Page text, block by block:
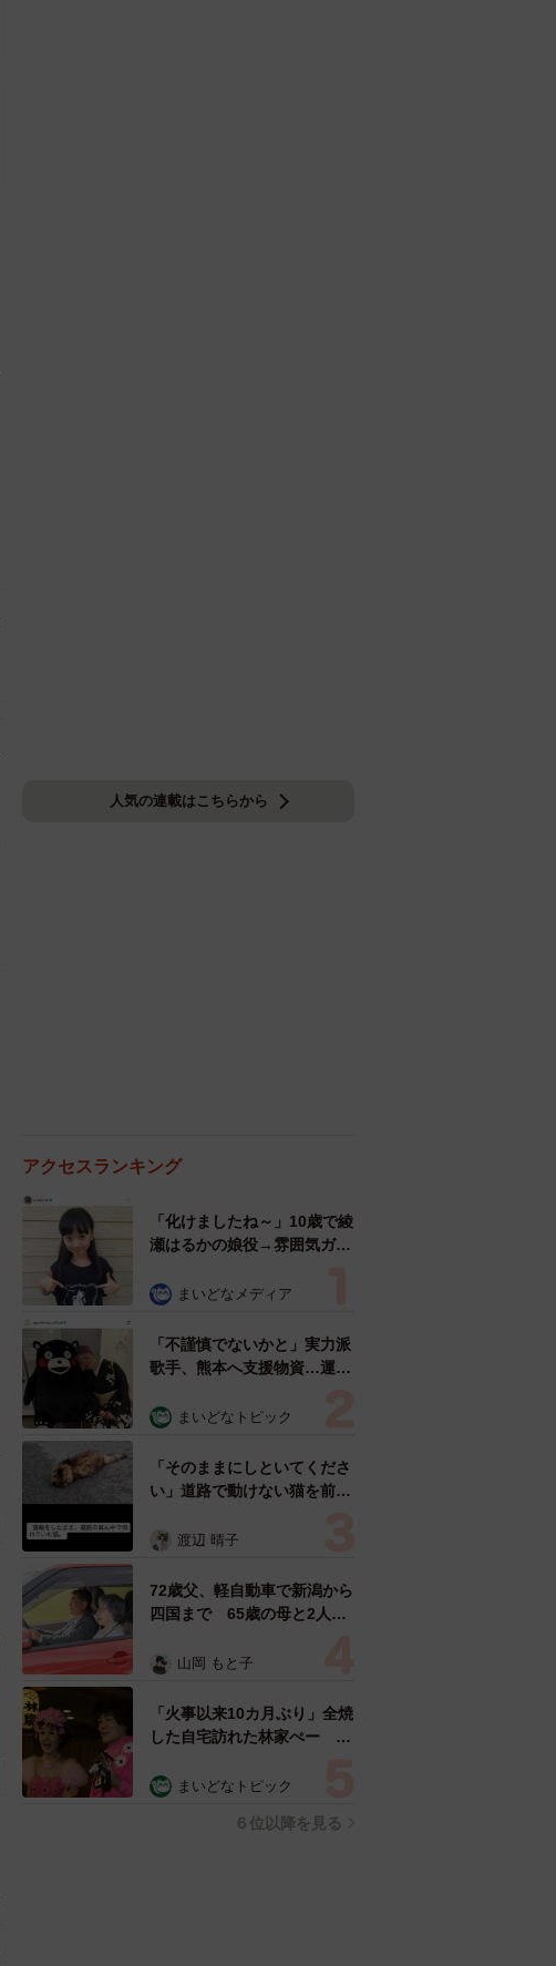
人気の連載はこちらから
アクセスランキング
「化けましたね～」10歳で綾
瀬はるかの娘役→雰囲気ガラ
雰囲気が」「宝塚に入れそ
まいどなメディア
「不謹慎でないかと」実力派
歌手、熊本へ支援物資…運搬
めらい 「痛いほど伝わる」
まいどなトピック
「そのままにしといてくださ
い」道路で動けない猫を前に
ようとした4日間 「命の重
表の訴え
渡辺 晴子
72歳父、軽自動車で新潟から
四国まで 65歳の母と2人で
憩まで分刻み… 「大学生で
山岡 もと子
「火事以来10カ月ぶり」全焼
した自宅訪れた林家ぺー 内
ン状態の部屋に呆然
まいどなトピック
６位以降を見る